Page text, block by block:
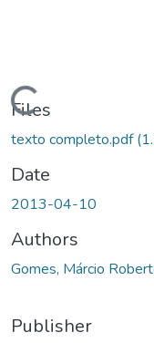
Files
texto completo.pdf
Date
2013-04-10
Authors
Gomes, Márcio
Publisher